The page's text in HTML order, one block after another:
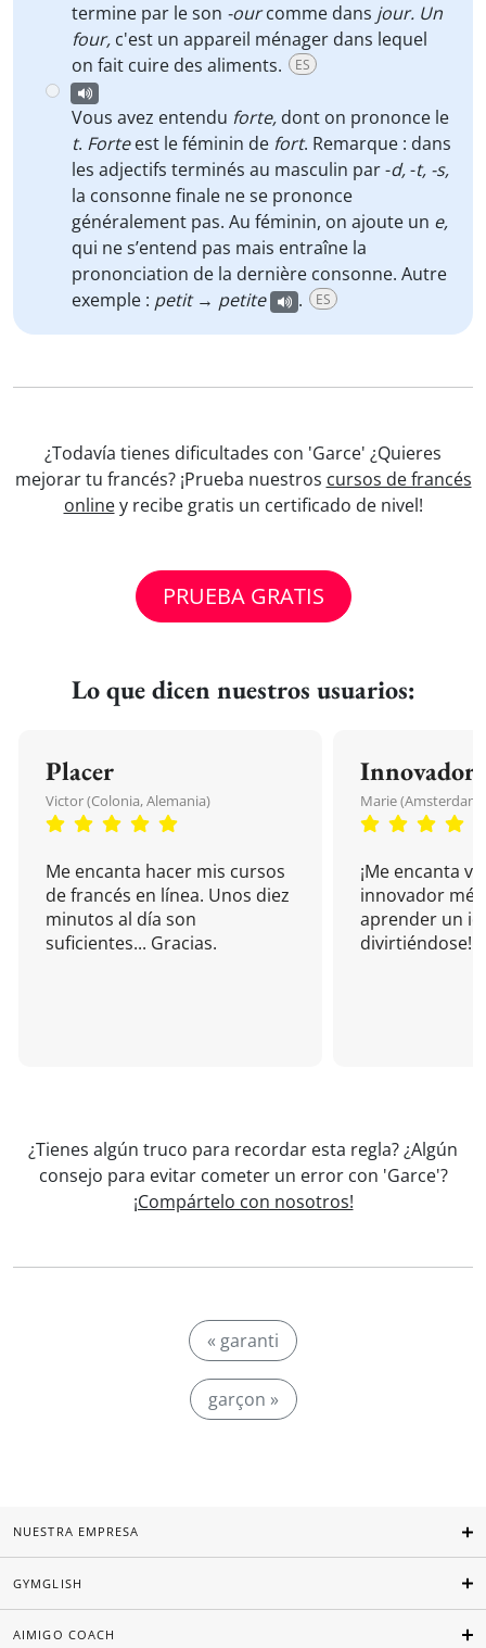
termine par le son -ourcomme dans jour. Un
four, c'est un appareil ménager dans lequel
on fait cuire des aliments.
ES
Vous avez entendu forte, dont on prononce le
t. Forteest le féminin de fort. Remarque : dans
les adjectifs terminés au masculin par -d,-t, -s,
la consonne finale ne se prononce
généralement pas. Au féminin, on ajoute un e,
qui ne s’entend pas mais entraîne la
prononciation de la dernière consonne. Autre
exemple : petit→ petite . ES
¿Todavía tienes dificultades con 'Garce' ¿Quieres
mejorar tu francés? ¡Prueba nuestros cursos de francés
onliney recibe gratis un certificado de nivel!
PRUEBA GRATIS
Lo que dicen nuestros usuarios:
Placer
Victor (Colonia, Alemania)
Me encanta hacer mis cursos
de francés en línea. Unos diez
minutos al día son
suficientes... Gracias.
Innovador
Marie (Amsterdam,
¡Me encanta
innovador
aprender un
divirtiéndose!
¿Tienes algún truco para recordar esta regla? ¿Algún
consejo para evitar cometer un error con 'Garce'?
¡Compártelo con nosotros!
« garanti
garçon »
NUESTRA EMPRESA
GYMGLISH
AIMIGO COACH